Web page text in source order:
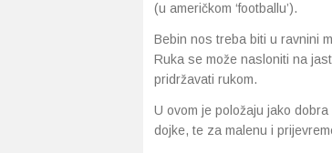
(u američkom ‘footballu’).
Bebin nos treba biti u ravnini
Ruka se može nasloniti na
pridržavati rukom.
U ovom je položaju jako
dojke, te za malenu i